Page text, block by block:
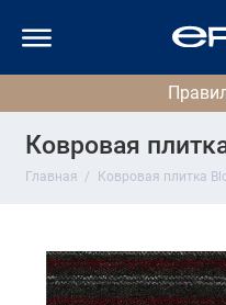
Ковровая
Главная Ковровая плитка